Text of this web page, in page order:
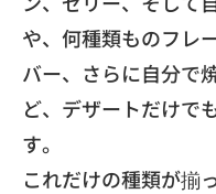
や、 何種類ものフレ
バー、 さらに自分で
ど、 デザートだけで
す。
これだけの種類が揃